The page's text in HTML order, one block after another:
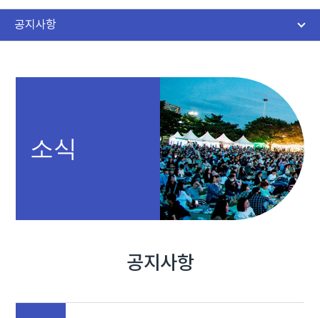
공지사항
소식
공지사항